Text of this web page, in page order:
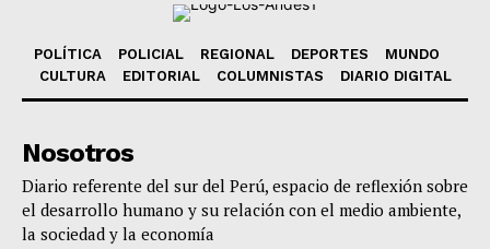
POLÍTICA POLICIAL REGIONAL DEPORTES
MUNDO
CULTURA
EDITORIAL COLUMNISTAS DIARIO DIGITAL
Nosotros
Diario referente del sur del Perú, espacio de reflexión sobre
el desarrollo humano y su relación con el medio ambiente,
la sociedad y la economía